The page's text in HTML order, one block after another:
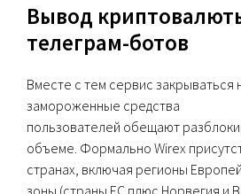
Вывод
телеграм-ботов
Вместе с тем сервис закрываться
замороженные средства
пользователей обещают
объеме. Формально Wirex
странах, включая регионы
зоны (страны ЕС плюс Норвегия и